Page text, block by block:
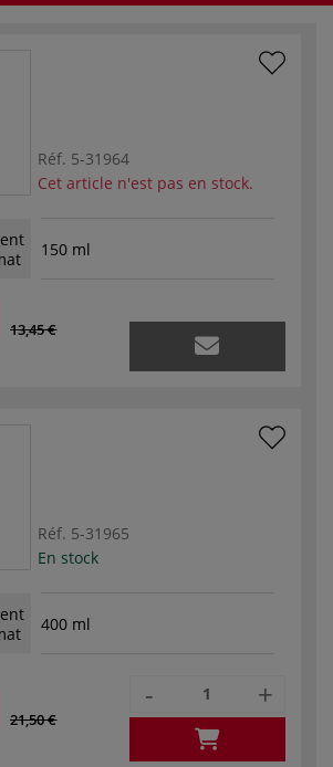
Réf. 5-31964
Cet article n'est pas en stock.
150 ml
13,45 €
Réf. 5-31965
En stock
400 ml
21,50 €
- +